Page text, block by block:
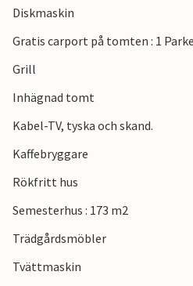
Diskmaskin
Gratis carport på tomten : 1
Grill
Inhägnad tomt
Kabel-TV, tyska och skand.
Kaffebryggare
Rökfritt hus
Semesterhus : 173 m2
Trädgårdsmöbler
Tvättmaskin